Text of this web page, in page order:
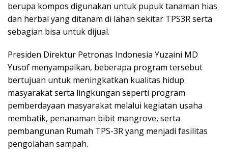
berupa kompos digunakan untuk pupuk tanaman hias
dan herbal yang ditanam di lahan sekitar TPS3R serta
sebagian bisa untuk dijual.
Presiden Direktur Petronas Indonesia Yuzaini MD
Yusof menyampaikan, beberapa program tersebut
bertujuan untuk meningkatkan kualitas hidup
masyarakat serta lingkungan seperti program
pemberdayaan masyarakat melalui kegiatan usaha
membatik, penanaman bibit mangrove, serta
pembangunan Rumah TPS-3R yang menjadi fasilitas
pengolahan sampah.